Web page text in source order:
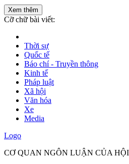
Xem thêm
Cỡ chữ bài viết:
Thời sự
Quốc tế
Báo chí - Truyền thông
Kinh tế
Pháp luật
Xã hội
Văn hóa
Xe
Media
Logo
CƠ QUAN NGÔN LUẬN CỦA